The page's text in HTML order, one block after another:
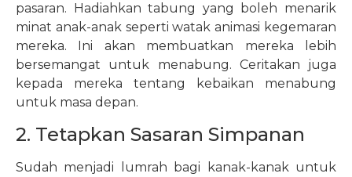
pasaran. Hadiahkan tabung yang boleh menarik
minat anak-anak seperti watak animasi kegemaran
mereka. Ini akan membuatkan mereka lebih
bersemangat untuk menabung. Ceritakan juga
kepada mereka tentang kebaikan menabung
untuk masa depan.
2. Tetapkan Sasaran Simpanan
Sudah menjadi lumrah bagi kanak-kanak untuk